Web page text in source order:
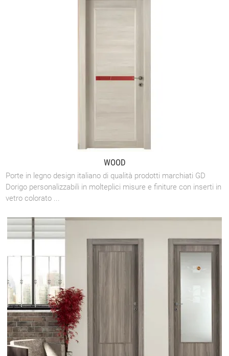
WOOD
Porte in legno design italiano di qualità prodotti marchiati GD
Dorigo personalizzabili in molteplici misure e finiture con inserti in
vetro colorato ...